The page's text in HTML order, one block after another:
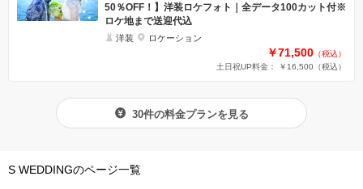
50％OFF！】洋装ロケフォト｜全データ100カット付※
ロケ地まで送迎代込
洋装 ロケーション
￥71,500 （税込）
土日祝UP料金： ￥16,500 （税込）
30件の料金プランを見る
S WEDDINGのページ一覧